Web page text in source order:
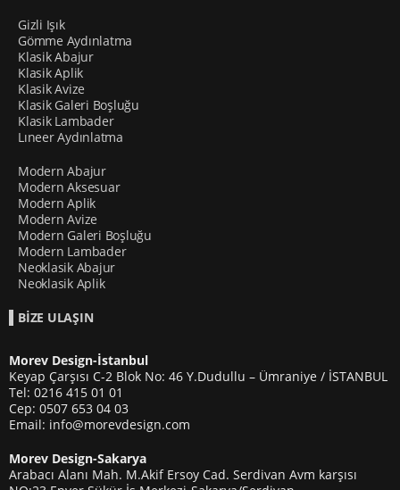
Gizli Işık
Gömme Aydınlatma
Klasik Abajur
Klasik Aplik
Klasik Avize
Klasik Galeri Boşluğu
Klasik Lambader
Lıneer Aydınlatma
Modern Abajur
Modern Aksesuar
Modern Aplik
Modern Avize
Modern Galeri Boşluğu
Modern Lambader
Neoklasik Abajur
Neoklasik Aplik
BİZE ULAŞIN
Morev Design-İstanbul
Keyap Çarşısı C-2 Blok No: 46 Y.Dudullu – Ümraniye / İSTANBUL
Tel: 0216 415 01 01
Cep: 0507 653 04 03
Email: info@morevdesign.com
Morev Design-Sakarya
Arabacı Alanı Mah. M.Akif Ersoy Cad. Serdivan Avm karşısı